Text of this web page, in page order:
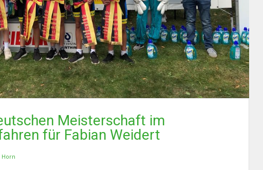
Meisterschaft im
für Fabian Weidert